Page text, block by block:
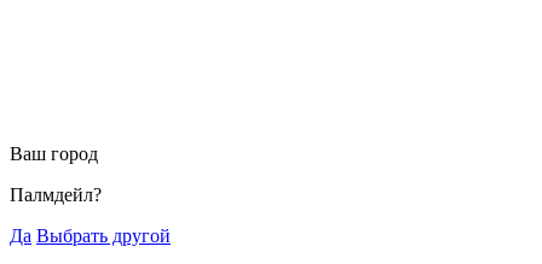
Ваш город
Палмдейл?
Да Выбрать другой